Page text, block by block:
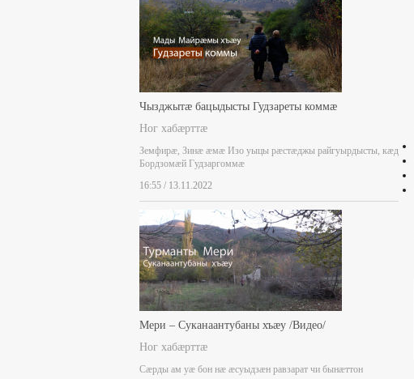
Чызджытæ бацыдысты Гудзареты коммæ
Ног хабæрттæ
Земфирæ, Зинæ æмæ Изо уыцы рæстæджы райгуырдысты, кæд
Бордзомæй Гудзаргоммæ
16:55 / 13.11.2022
Мери – Суканаантубаны хъæу /Видео/
Ног хабæрттæ
Сæрды ам уæ бон нæ æсуыдзæн равзарат чи бынæттон